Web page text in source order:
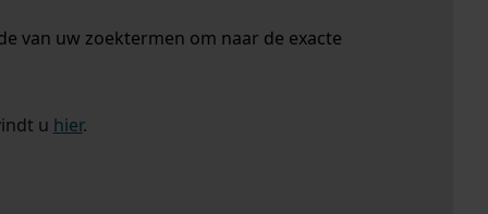
van uw zoektermen om naar de exacte
u hier.